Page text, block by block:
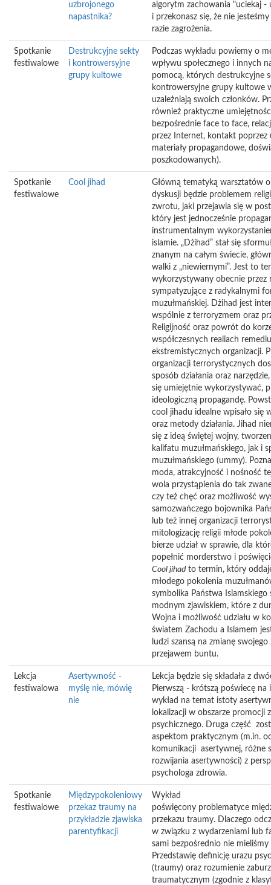
uzbrojonego
napastnika?
algorytm zachowania "uciekaj -
i przekonasz się, że nie
razie zagrożenia.
Spotkanie
festiwalowe
Destrukcyjne sekty
i kontrowersyjne
grupy kultowe
Podczas wykładu powiemy o
wpływu społecznego i innych
pomocą, których destrukcyjne
kontrowersyjne grupy kultowe
uzależniają swoich członków.
również praktyczne
bezpośrednie face to face,
przez Internet, kontakt poprzez
materiały propagandowe,
poszkodowanych).
Spotkanie
festiwalowe
Cool jihad
Główną tematyką warsztatów
dyskusji będzie problemem
zwrotu, jaki przejawia się w
który jest jednocześnie
instrumentalnym
islamie. „Dżihad” stał się
znanym na całym świecie,
walki z „niewiernymi”. Jest to
wykorzystywany obecnie przez
sympatyzujące z radykalnymi
muzułmańskiej. Dżihad jest
wspólnie z terroryzmem oraz
Religijność oraz powrót do
współczesnych realiach
ekstremistycznych organizacji.
organizacji terrorystycznych
sposób działania oraz
się umiejętnie wykorzystywać,
ideologiczną propagandę.
cool jihadu idealne wpisało się
oraz metody działania. Jihad
się z ideą świętej wojny,
kalifatu muzułmańskiego, jak i
muzułmańskiego (ummy).
moda, atrakcyjność i nośność
wola przystąpienia do tak
czy też chęć oraz możliwość
samozwańczego bojownika
lub też innej organizacji
mitologizację religii młode
bierze udział w sprawie, dla
popełnić morderstwo i
Cool jihad to termin, który
młodego pokolenia
symbolika Państwa Islamskiego
modnym zjawiskiem, które z
Wojna i możliwość udziału w
światem Zachodu a Islamem
ludzi szansą na zmianę swojego
przejawem buntu.
Lekcja
festiwalowa
Asertywność -
myślę nie, mówię
nie
Lekcja będzie się składała z
Pierwszą - krótszą poświecę
wykład na temat istoty
lokalizacji w obszarze promocji
psychicznego. Druga część
aspektom praktycznym (m.in.
komunikacji asertywnej, różne
rozwijania asertywności) z
psychologa zdrowia.
Spotkanie
festiwalowe
Międzypokoleniowy
przekaz traumy na
przykładzie zjawiska
parentyfikacji
Wykład
poświęcony problematyce
przekazu traumy. Dlaczego
w związku z wydarzeniami lub
sami bezpośrednio nie mieliśmy
Przedstawię definicję urazu
(traumy) oraz rozumienie
traumatycznym (zgodnie z